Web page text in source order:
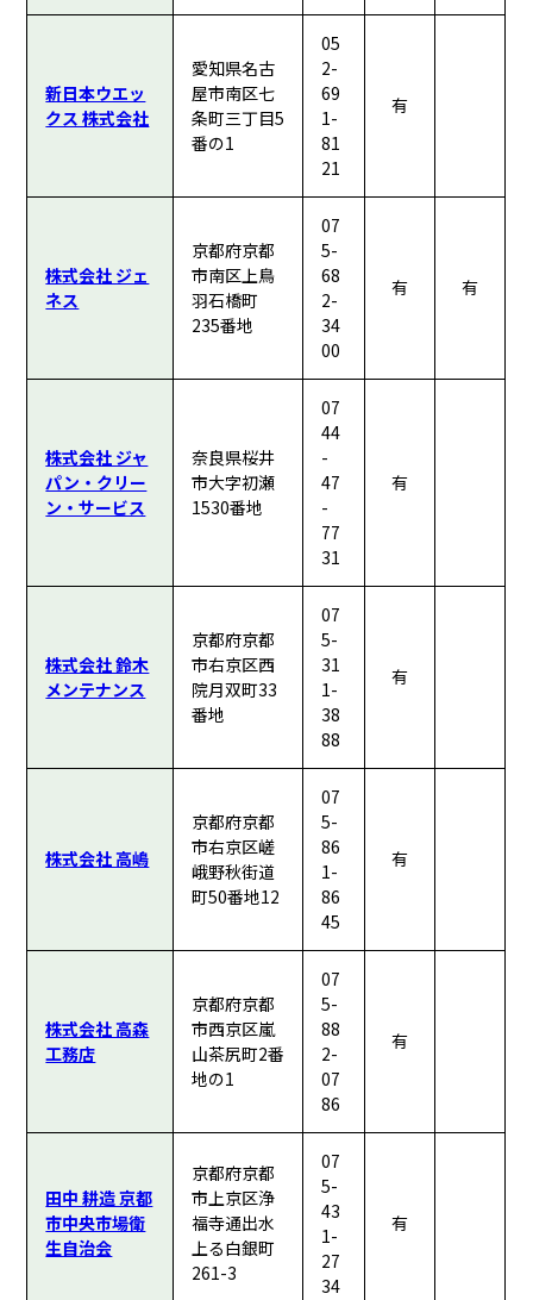
新日本ウエッ
クス 株式会社
愛知県名古
屋市南区七
条町三丁目5
番の1
05
2-
69
1-
81
21
有
株式会社 ジェ
ネス
京都府京都
市南区上鳥
羽石橋町
235番地
07
5-
68
2-
34
00
有 有
株式会社 ジャ
パン・クリー
ン・サービス
奈良県桜井
市大字初瀬
1530番地
07
44
-
47
-
77
31
有
株式会社 鈴木
メンテナンス
京都府京都
市右京区西
院月双町33
番地
07
5-
31
1-
38
88
有
株式会社 高嶋
京都府京都
市右京区嵯
峨野秋街道
町50番地12
07
5-
86
1-
86
45
有
株式会社 高森
工務店
京都府京都
市西京区嵐
山茶尻町2番
地の1
07
5-
88
2-
07
86
有
田中 耕造 京都
市中央市場衛
生自治会
京都府京都
市上京区浄
福寺通出水
上る白銀町
261-3
07
5-
43
1-
27
34
有